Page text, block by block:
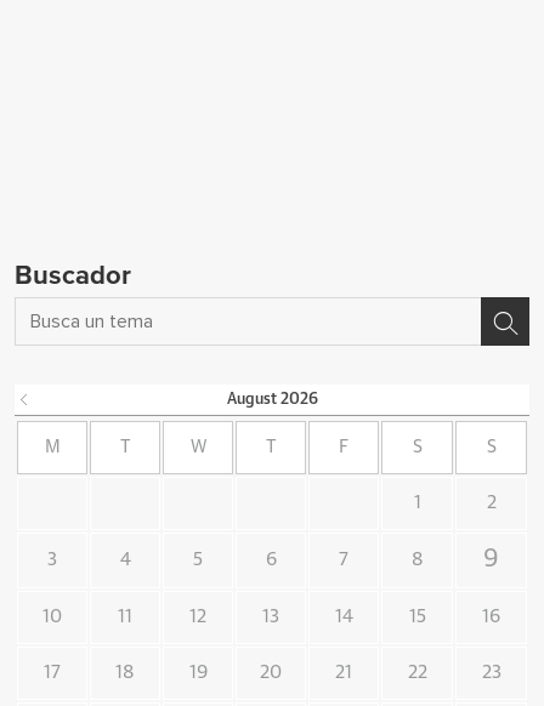
Buscador
August 2026
M W F S S
1 2
3 4 5 6 7 8 9
10 11 12 13 14 15 16
17 18 19 20 21 22 23